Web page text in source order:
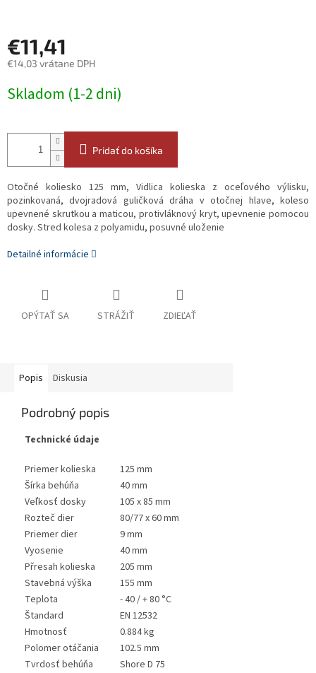
€11,41
€14,03 vrátane DPH
cena:
Skladom (1-2 dni)
Pridať do košíka
Otočné koliesko 125 mm, Vidlica kolieska z oceľového výlisku,
pozinkovaná, dvojradová guličková dráha v otočnej hlave, koleso
upevnené skrutkou a maticou, protivláknový kryt, upevnenie pomocou
dosky. Stred kolesa z polyamidu, posuvné uloženie
Detailné informácie
OPÝTAŤ SA STRÁŽIŤ ZDIEĽAŤ
Popis Diskusia
Podrobný popis
Technické údaje
Priemer kolieska
125 mm
Šírka behúňa
40 mm
Veľkosť dosky
105 x 85 mm
Rozteč dier
80/77 x 60 mm
Priemer dier
9 mm
Vyosenie
40 mm
Přresah kolieska
205 mm
Stavebná výška
155 mm
Teplota
- 40 / + 80 °C
Štandard
EN 12532
Hmotnosť
0.884 kg
Polomer otáčania
102.5 mm
Tvrdosť behúňa
Shore D 75